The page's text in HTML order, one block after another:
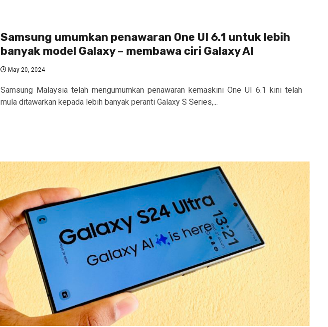
Samsung umumkan penawaran One UI 6.1 untuk lebih
banyak model Galaxy – membawa ciri Galaxy AI
May 20, 2024
Samsung Malaysia telah mengumumkan penawaran kemaskini One UI 6.1 kini telah
mula ditawarkan kepada lebih banyak peranti Galaxy S Series,...